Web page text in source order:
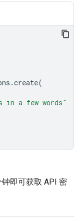
.create(
in a few words"
即可获取 API 密